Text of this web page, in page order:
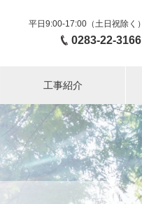
平日9:00-17:00（土日祝除く）
0283-22-3166
工事紹介